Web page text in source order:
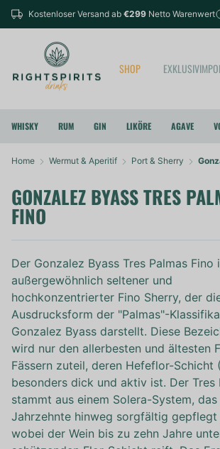
Kostenloser Versand ab €299 Netto Warenwert
SHOP
WHISKY RUM GIN LIKÖRE AGAVE
Home Wermut & Aperitif Port & Sherry
GONZALEZ BYASS TRES
FINO
Der Gonzalez Byass Tres Palmas Fino
außergewöhnlich seltener und
hochkonzentrierter Fino Sherry, der
Ausdrucksform der "Palmas"-
Gonzalez Byass darstellt. Diese
wird nur den allerbesten und ältesten
Fässern zuteil, deren Hefeflor-Schicht
besonders dick und aktiv ist. Der Tres
stammt aus einem Solera-System,
Jahrzehnte hinweg sorgfältig gepflegt
wobei der Wein bis zu zehn Jahre